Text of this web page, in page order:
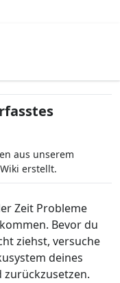
aus unserem
erstellt.
Zeit Probleme
Bevor du
ziehst, versuche
deines
zurückzusetzen.